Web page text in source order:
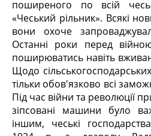
поширеного по всій
«Чеський рільник». Всякі
вони охоче
Останні роки перед
поширюватись навіть
Щодо
тільки обов'язково всі
Під час війни та революції
зіпсовані машини було
іншим, чеські